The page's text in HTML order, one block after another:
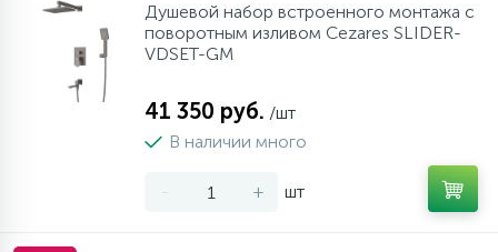
Душевой набор встроенного монтажа с
поворотным изливом Cezares SLIDER-
VDSET-GM
41 350 руб. /шт
В наличии много
- + шт